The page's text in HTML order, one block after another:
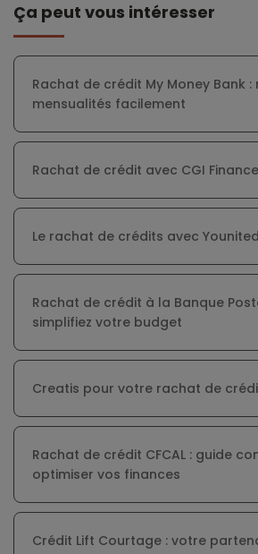
Ça peut vous intéresser
Rachat de crédit My Money Bank :
mensualités facilement
Rachat de crédit avec CGI Finance
Le rachat de crédits avec Younited
Rachat de crédit à la Banque
simplifiez votre budget
Creatis pour votre rachat de
Rachat de crédit CFCAL : guide
optimiser vos finances
Crédit Lift Courtage : votre